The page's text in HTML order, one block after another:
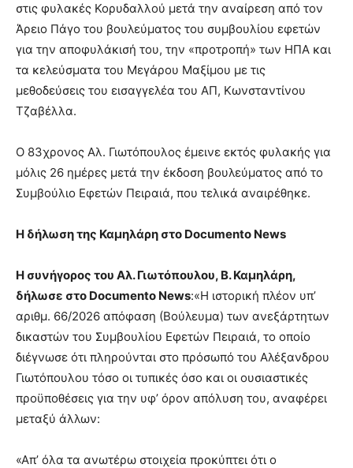
στις φυλακές Κορυδαλλού μετά την αναίρεση από τον
Άρειο Πάγο του βουλεύματος του συμβουλίου εφετών
για την αποφυλάκισή του, την «προτροπή» των ΗΠΑ και
τα κελεύσματα του Μεγάρου Μαξίμου με τις
μεθοδεύσεις του εισαγγελέα του ΑΠ, Κωνσταντίνου
Τζαβέλλα.
Ο 83χρονος Αλ. Γιωτόπουλος έμεινε εκτός φυλακής για
μόλις 26 ημέρες μετά την έκδοση βουλεύματος από το
Συμβούλιο Εφετών Πειραιά, που τελικά αναιρέθηκε.
Η δήλωση της Καμηλάρη στο Documento News
Η συνήγορος του Αλ. Γιωτόπουλου, Β. Καμηλάρη,
δήλωσε στο Documento News:«Η ιστορική πλέον υπ’
αριθμ. 66/2026 απόφαση (Βούλευμα) των ανεξάρτητων
δικαστών του Συμβουλίου Εφετών Πειραιά, το οποίο
διέγνωσε ότι πληρούνται στο πρόσωπό του Αλέξανδρου
Γιωτόπουλου τόσο οι τυπικές όσο και οι ουσιαστικές
προϋποθέσεις για την υφ’ όρον απόλυση του, αναφέρει
μεταξύ άλλων:
«Απ’ όλα τα ανωτέρω στοιχεία προκύπτει ότι ο